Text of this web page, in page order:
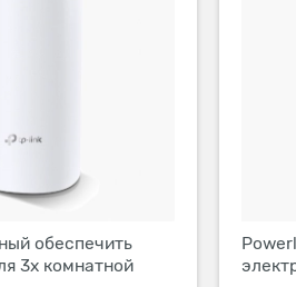
обеспечить
3х комнатной